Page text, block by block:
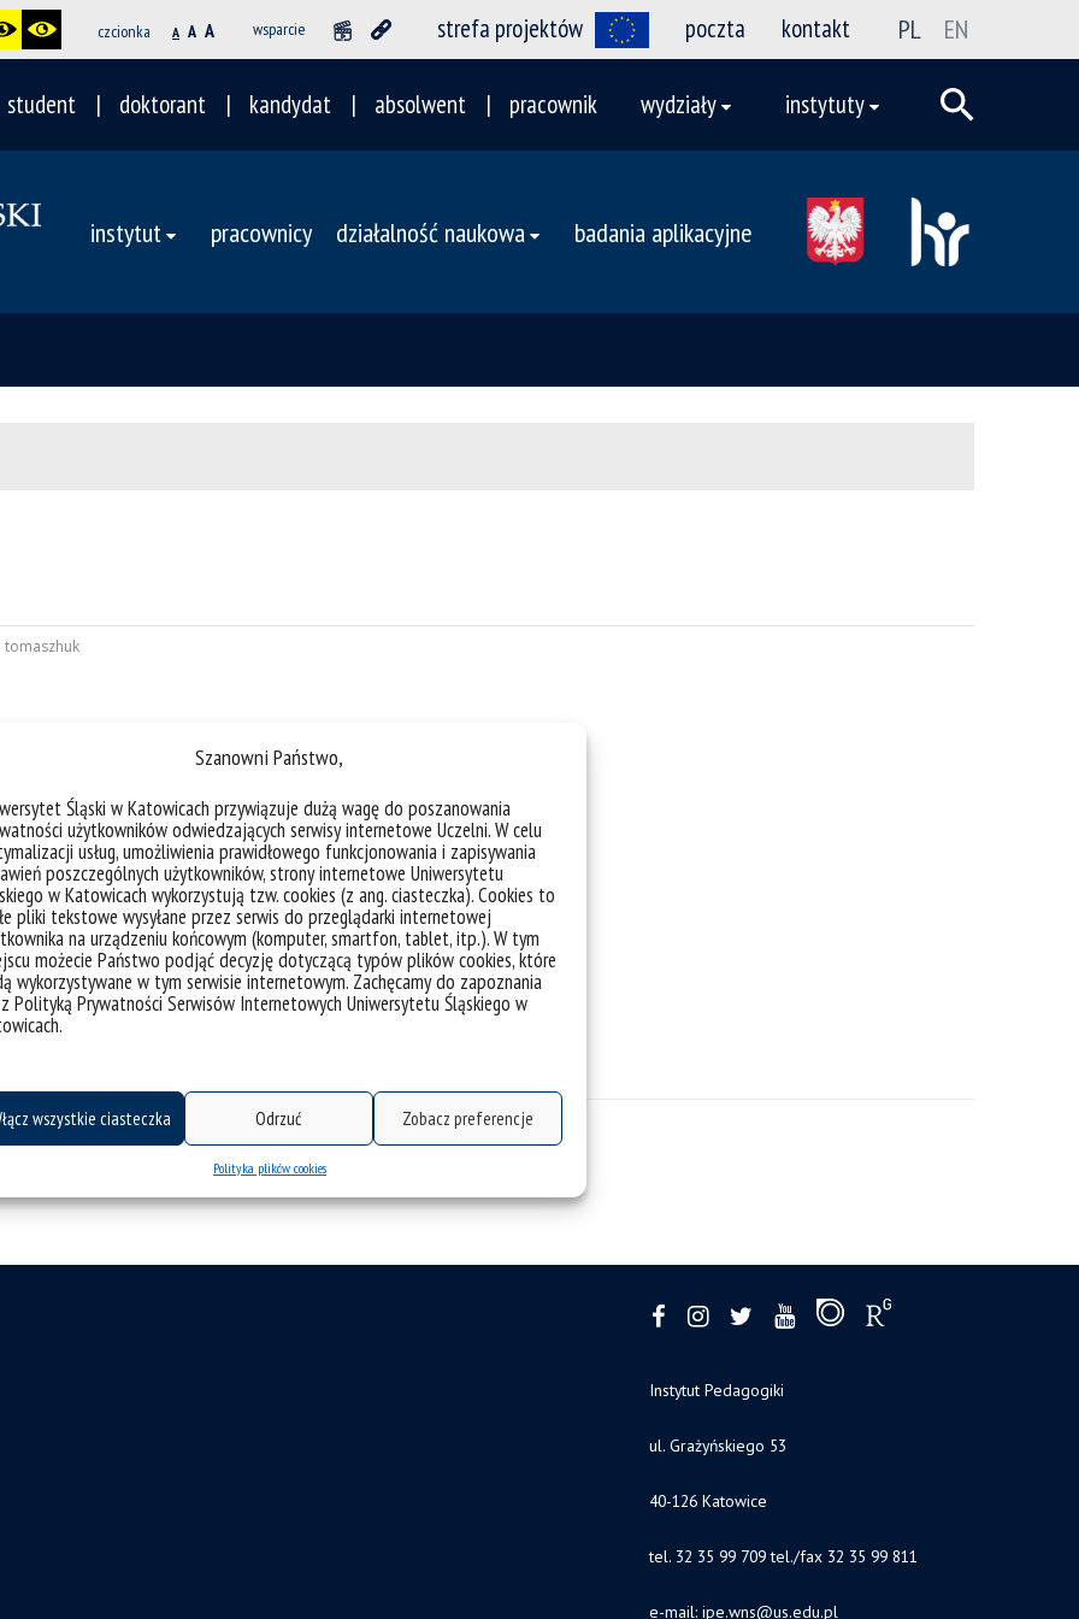
Szanowni Państwo,
Śląski w Katowicach przywiązuje dużą wagę do poszanowania
użytkowników odwiedzających serwisy internetowe Uczelni. W celu
usług, umożliwienia prawidłowego funkcjonowania i zapisywania
poszczególnych użytkowników, strony internetowe Uniwersytetu
w Katowicach wykorzystują tzw. cookies (z ang. ciasteczka). Cookies to
pliki tekstowe wysyłane przez serwis do przeglądarki internetowej
na urządzeniu końcowym (komputer, smartfon, tablet, itp.). W tym
możecie Państwo podjąć decyzję dotyczącą typów plików cookies, które
wykorzystywane w tym serwisie internetowym. Zachęcamy do zapoznania
Polityką Prywatności Serwisów Internetowych Uniwersytetu Śląskiego w
wszystkie ciasteczka Odrzuć Zobacz preferencje
Polityka plików cookies
czcionka A A A wsparcie strefa projektów poczta kontakt PL EN
student doktorant kandydat absolwent pracownik wydziały instytuty
instytut pracownicy działalność naukowa badania aplikacyjne
tomaszhuk
Instytut Pedagogiki
ul. Grażyńskiego 53
40-126 Katowice
tel. 32 35 99 709 tel./fax 32 35 99 811
e-mail: ipe.wns@us.edu.pl